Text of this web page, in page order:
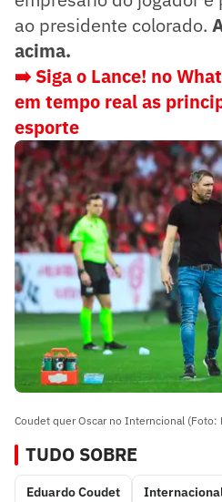
ao presidente colorado.
acima.
➡️ Siga o Lance! no
em tempo real as
esporte
Coudet quer Oscar no Interncional
TUDO SOBRE
Eduardo Coudet